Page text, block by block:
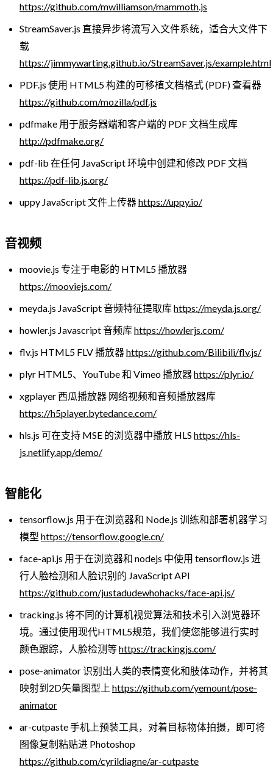
https://github.com/mwilliamson/mammoth.js
StreamSaver.js 直接异步将流写入文件系统，适合大文件下
载
https://jimmywarting.github.io/StreamSaver.js/example.html
PDF.js 使用 HTML5 构建的可移植文档格式 (PDF) 查看器
https://github.com/mozilla/pdf.js
pdfmake 用于服务器端和客户端的 PDF 文档生成库
http://pdfmake.org/
pdf-lib 在任何 JavaScript 环境中创建和修改 PDF 文档
https://pdf-lib.js.org/
uppy JavaScript 文件上传器https://uppy.io/
音视频
moovie.js 专注于电影的 HTML5 播放器
https://mooviejs.com/
meyda.js JavaScript 音频特征提取库https://meyda.js.org/
howler.js Javascript 音频库https://howlerjs.com/
flv.js HTML5 FLV 播放器https://github.com/Bilibili/flv.js/
plyr HTML5、YouTube 和 Vimeo 播放器https://plyr.io/
xgplayer 西瓜播放器 网络视频和音频播放器库
https://h5player.bytedance.com/
hls.js 可在支持 MSE 的浏览器中播放 HLS https://hls-
js.netlify.app/demo/
智能化
tensorflow.js 用于在浏览器和 Node.js 训练和部署机器学习
模型 https://tensorflow.google.cn/
face-api.js 用于在浏览器和 nodejs 中使用 tensorflow.js 进
行人脸检测和人脸识别的 JavaScript API
https://github.com/justadudewhohacks/face-api.js/
tracking.js 将不同的计算机视觉算法和技术引入浏览器环
境。通过使用现代HTML5规范，我们使您能够进行实时
颜色跟踪，人脸检测等https://trackingjs.com/
pose-animator 识别出人类的表情变化和肢体动作，并将其
映射到2D矢量图型上 https://github.com/yemount/pose-
animator
ar-cutpaste 手机上预装工具，对着目标物体拍摄，即可将
图像复制粘贴进 Photoshop
https://github.com/cyrildiagne/ar-cutpaste